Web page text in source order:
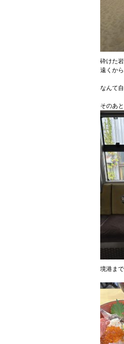
砕けた
遠くか
なんて
そのあ
境港ま